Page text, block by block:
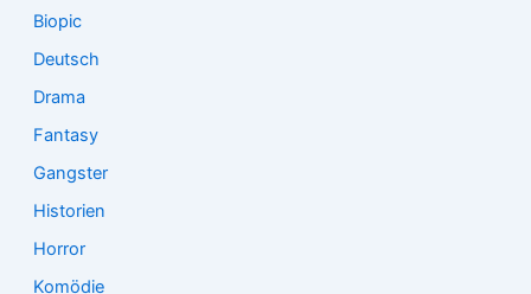
Biopic
Deutsch
Drama
Fantasy
Gangster
Historien
Horror
Komödie